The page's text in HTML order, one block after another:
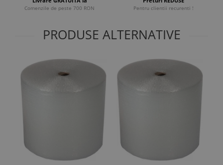
Comenzile de peste 700 RON Pentru clientii recurenti !
PRODUSE ALTERNATIVE